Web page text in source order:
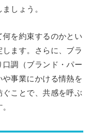
しょう。
何を約束するのかとい
ます。さらに、ブラ
調（ブランド・パー
事業にかける情熱を
ぐことで、共感を呼ぶ